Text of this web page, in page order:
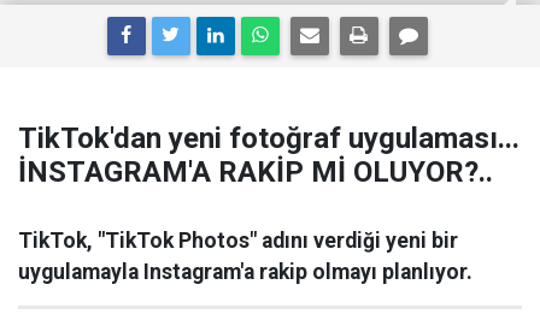
TikTok'dan yeni fotoğraf uygulaması...
İNSTAGRAM'A RAKİP Mİ OLUYOR?..
TikTok, "TikTok Photos" adını verdiği yeni bir
uygulamayla Instagram'a rakip olmayı planlıyor.